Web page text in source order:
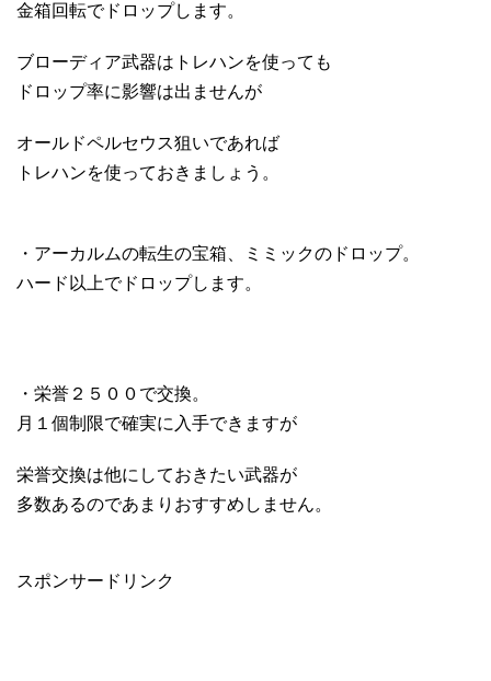
金箱回転でドロップします。
ブローディア武器はトレハンを使っても
ドロップ率に影響は出ませんが
オールドペルセウス狙いであれば
トレハンを使っておきましょう。
・アーカルムの転生の宝箱、ミミックのドロップ。
ハード以上でドロップします。
・栄誉２５００で交換。
月１個制限で確実に入手できますが
栄誉交換は他にしておきたい武器が
多数あるのであまりおすすめしません。
スポンサードリンク